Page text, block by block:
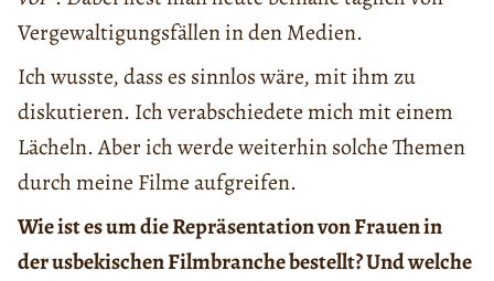
Vergewaltigungsfällen in den Medien.
Ich wusste, dass es sinnlos wäre, mit ihm zu
diskutieren. Ich verabschiedete mich mit einem
Lächeln. Aber ich werde weiterhin solche Themen
durch meine Filme aufgreifen.
Wie ist es um die Repräsentation von Frauen in
der usbekischen Filmbranche bestellt? Und welche